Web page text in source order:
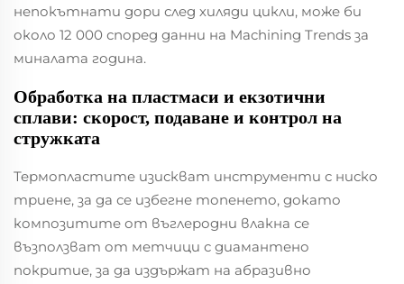
непокътнати дори след хиляди цикли, може би
около 12 000 според данни на Machining Trends за
миналата година.
Обработка на пластмаси и екзотични
сплави: скорост, подаване и контрол на
стружката
Термопластите изискват инструменти с ниско
триене, за да се избегне топенето, докато
композитите от въглеродни влакна се
възползват от метчици с диамантено
покритие, за да издържат на абразивно